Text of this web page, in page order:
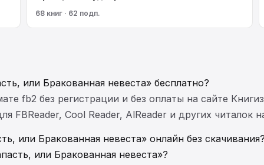
68 книг · 62 подп.
или Бракованная невеста» бесплатно?
fb2 без регистрации и без оплаты на сайте
Cool Reader, AlReader и других читалок
или Бракованная невеста» онлайн без скачивания?
или Бракованная невеста»?